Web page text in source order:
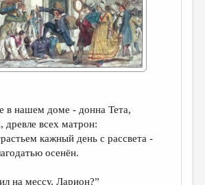
в нашем доме - донна Тета,
древле всех матрон:
кажный день с рассвета -
осенён.
на мессу, Ларион?”